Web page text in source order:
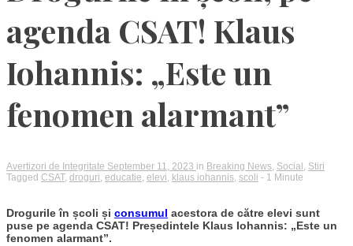
agenda CSAT! Klaus
Iohannis: „Este un
fenomen alarmant”
Avertizori de Integritate September 11, 2023 in Breaking News, Social , Stiri
Tagged CSAT, droguri, educatie, elevi, klaus iohannis, scoli - 1 Minute
Drogurile în școli și consumul acestora de către elevi sunt
puse pe agenda CSAT! Președintele Klaus Iohannis: „Este un
fenomen alarmant”.